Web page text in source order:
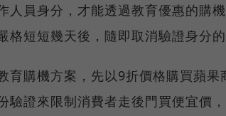
人員身分，才能透過教育優惠的購
格短短幾天後，隨即取消驗證身分的
育購機方案，先以9折價格購買蘋
驗證來限制消費者走後門買便宜價